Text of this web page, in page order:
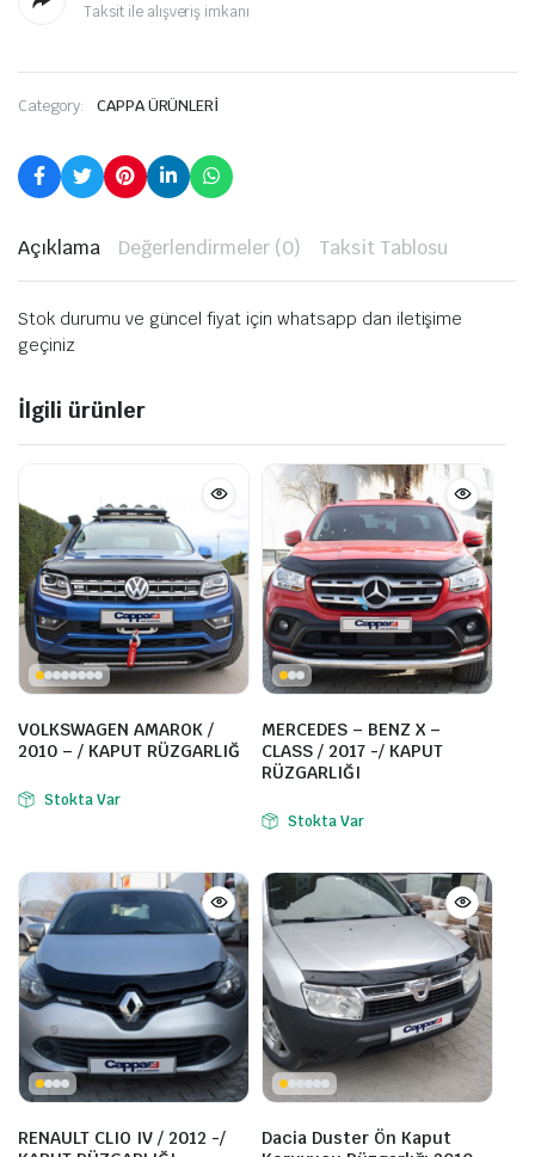
Taksit ile alışveriş imkanı
Category: CAPPA ÜRÜNLERİ
Açıklama Değerlendirmeler (0) Taksit Tablosu
Stok durumu ve güncel fiyat için whatsapp dan iletişime
geçiniz
İlgili ürünler
VOLKSWAGEN AMAROK /
2010 – / KAPUT RÜZGARLIĞ
Stokta Var
MERCEDES – BENZ X –
CLASS / 2017 -/ KAPUT
RÜZGARLIĞI
Stokta Var
RENAULT CLIO IV / 2012 -/
Dacia Duster Ön Kaput